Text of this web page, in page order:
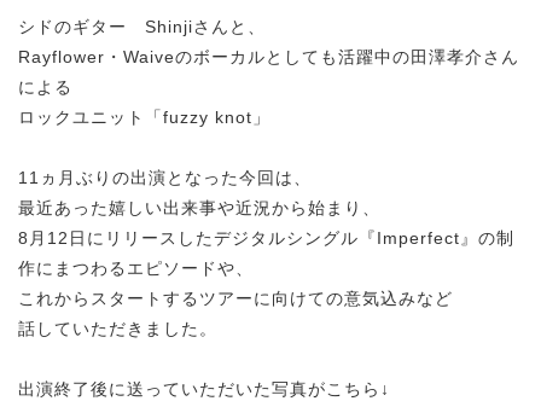
シドのギター Shinjiさんと、
Rayflower・Waiveのボーカルとしても活躍中の田澤孝介さん
による
ロックユニット「fuzzy knot」
11ヵ月ぶりの出演となった今回は、
最近あった嬉しい出来事や近況から始まり、
8月12日にリリースしたデジタルシングル『Imperfect』の制
作にまつわるエピソードや、
これからスタートするツアーに向けての意気込みなど
話していただきました。
出演終了後に送っていただいた写真がこちら↓